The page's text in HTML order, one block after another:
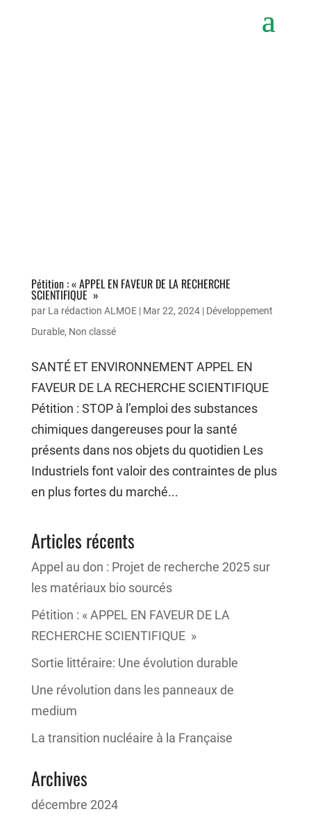
Pétition : « APPEL EN FAVEUR DE LA RECHERCHE
SCIENTIFIQUE »
par La rédaction ALMOE| Mar 22, 2024| Développement
Durable, Non classé
SANTÉ ET ENVIRONNEMENT APPEL EN
FAVEUR DE LA RECHERCHE SCIENTIFIQUE
Pétition : STOP à l’emploi des substances
chimiques dangereuses pour la santé
présents dans nos objets du quotidien Les
Industriels font valoir des contraintes de plus
en plus fortes du marché...
Articles récents
Appel au don : Projet de recherche 2025 sur
les matériaux bio sourcés
Pétition : « APPEL EN FAVEUR DE LA
RECHERCHE SCIENTIFIQUE »
Sortie littéraire: Une évolution durable
Une révolution dans les panneaux de
medium
La transition nucléaire à la Française
Archives
décembre 2024